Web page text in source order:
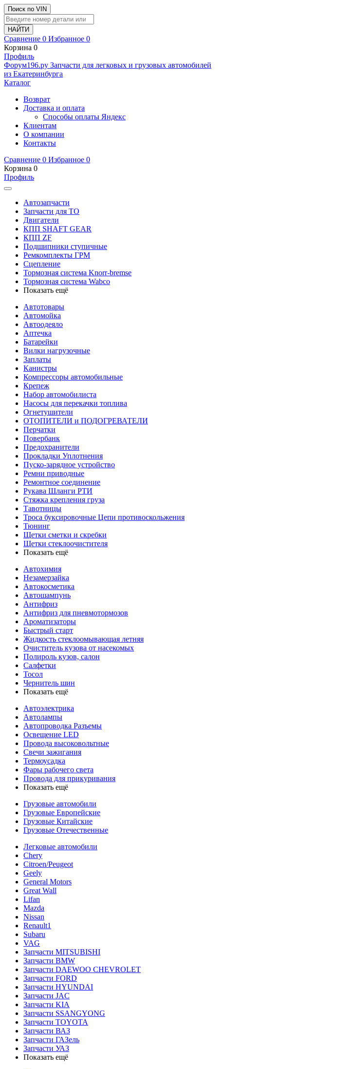
Поиск по VIN
Сравнение 0 Избранное 0
Корзина 0
Профиль
Фoрум196.ру Запчасти для легковых и грузовых автомобилей
из Екатеринбурга
Каталог
Возврат
Доставка и оплата
Способы оплаты Яндекс
Клиентам
О компании
Контакты
Сравнение 0 Избранное 0
Корзина 0
Профиль
Автозапчасти
Запчасти для ТО
Двигатели
КПП SHAFT GEAR
КПП ZF
Подшипники ступичные
Ремкомплекты ГРМ
Сцепление
Тормозная система Knorr-bremse
Тормозная система Wabco
Показать ещё
Автотовары
Автомойка
Автоодеяло
Аптечка
Батарейки
Вилки нагрузочные
Заплаты
Канистры
Компрессоры автомобильные
Крепеж
Набор автомобилиста
Насосы для перекачки топлива
Огнетушители
ОТОПИТЕЛИ и ПОДОГРЕВАТЕЛИ
Перчатки
Повербанк
Предохранители
Прокладки Уплотнения
Пуско-зарядное устройство
Ремни приводные
Ремонтное соединение
Рукава Шланги РТИ
Стяжка крепления груза
Тавотницы
Троса буксировочные Цепи противоскольжения
Тюнинг
Щетки сметки и скребки
Щетки стеклоочистителя
Показать ещё
Автохимия
Незамерзайка
Автокосметика
Автошампунь
Антифриз
Антифриз для пневмотормозов
Ароматизаторы
Быстрый старт
Жидкость стеклоомывающая летняя
Очиститель кузова от насекомых
Полироль кузов, салон
Салфетки
Тосол
Чернитель шин
Показать ещё
Автоэлектрика
Автолампы
Автопроводка Разъемы
Освещение LED
Провода высоковольтные
Свечи зажигания
Термоусадка
Фары рабочего света
Провода для прикуривания
Показать ещё
Грузовые автомобили
Грузовые Европейские
Грузовые Китайские
Грузовые Отечественные
Легковые автомобили
Chery
Citroen/Peugeot
Geely
General Motors
Great Wall
Lifan
Mazda
Nissan
Renault1
Subaru
VAG
Запчасти MITSUBISHI
Запчасти BMW
Запчасти DAEWOO CHEVROLET
Запчасти FORD
Запчасти HYUNDAI
Запчасти JAC
Запчасти KIA
Запчасти SSANGYONG
Запчасти TOYOTA
Запчасти ВАЗ
Запчасти ГАЗель
Запчасти УАЗ
Показать ещё